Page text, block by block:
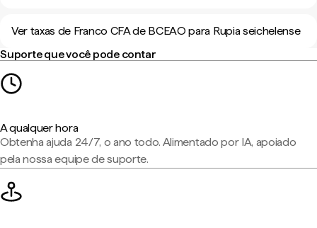
Ver taxas de Franco CFA de BCEAO para Rupia seichelense
Suporte que você pode contar
A qualquer hora
Obtenha ajuda 24/7, o ano todo. Alimentado por IA, apoiado
pela nossa equipe de suporte.